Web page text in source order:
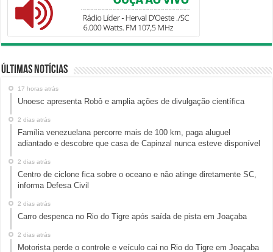
Últimas Notícias
17 horas atrás
Unoesc apresenta Robô e amplia ações de divulgação científica
2 dias atrás
Família venezuelana percorre mais de 100 km, paga aluguel
adiantado e descobre que casa de Capinzal nunca esteve disponível
2 dias atrás
Centro de ciclone fica sobre o oceano e não atinge diretamente SC,
informa Defesa Civil
2 dias atrás
Carro despenca no Rio do Tigre após saída de pista em Joaçaba
2 dias atrás
Motorista perde o controle e veículo cai no Rio do Tigre em Joaçaba